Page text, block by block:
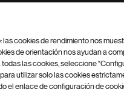
Configuración de
cookies de rendimiento nos
de orientación nos ayudan a
las cookies, seleccione
utilizar solo las cookies
el enlace de configuración de